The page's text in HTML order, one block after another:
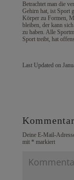
Betrachtet man die
Gehirn hat, ist Sport
Körper zu Formen,
bleiben, der kann
zu haben. Alle
Sport treibt, hat
Last Updated on
Deine E-Mail-
mit * markiert